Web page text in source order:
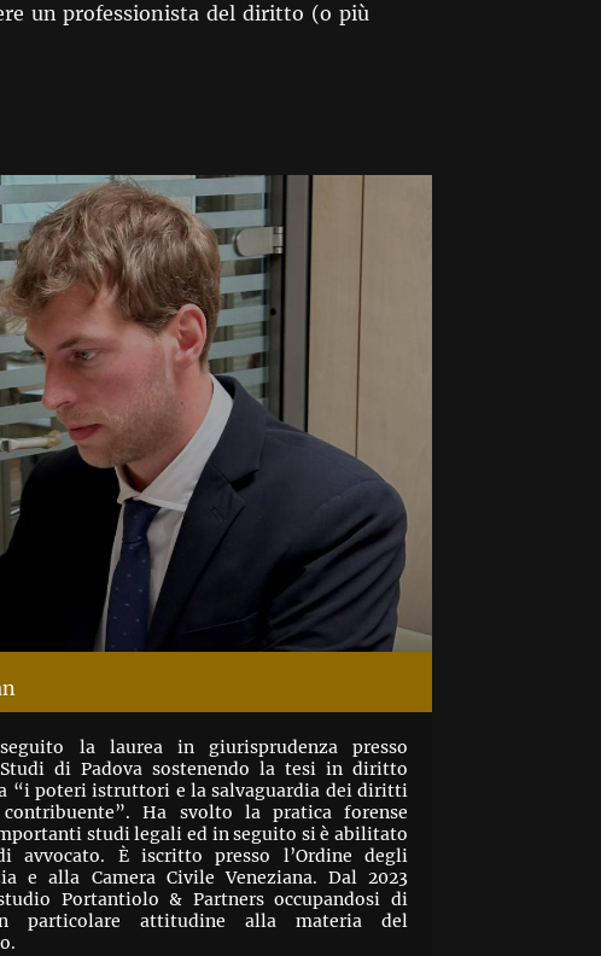
un professionista del diritto (o più
la laurea in giurisprudenza presso
di Padova sostenendo la tesi in diritto
“i poteri istruttori e la salvaguardia dei diritti
Ha svolto la pratica forense
studi legali ed in seguito si è abilitato
avvocato. È iscritto presso l’Ordine degli
e alla Camera Civile Veneziana. Dal 2023
Portantiolo & Partners occupandosi di
particolare attitudine alla materia del